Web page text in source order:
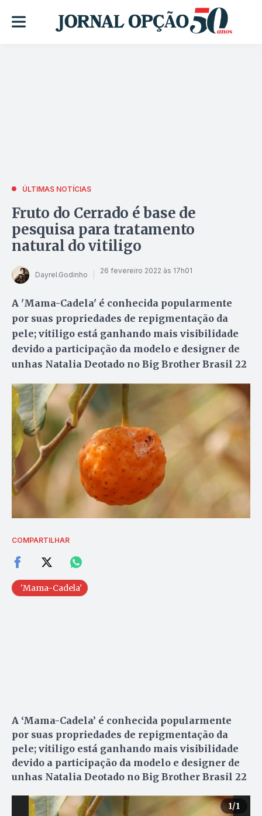
ÚLTIMAS NOTÍCIAS
Fruto do Cerrado é base de
pesquisa para tratamento
natural do vitiligo
Dayrel.Godinho 26 fevereiro 2022 às 17h01
A 'Mama-Cadela' é conhecida popularmente
por suas propriedades de repigmentação da
pele; vitiligo está ganhando mais visibilidade
devido a participação da modelo e designer de
unhas Natalia Deotado no Big Brother Brasil 22
COMPARTILHAR
'Mama-Cadela'
A ‘Mama-Cadela’ é conhecida popularmente
por suas propriedades de repigmentação da
pele; vitiligo está ganhando mais visibilidade
devido a participação da modelo e designer de
unhas Natalia Deotado no Big Brother Brasil 22
1/1